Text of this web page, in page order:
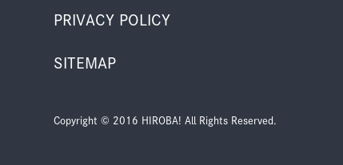
PRIVACY POLICY
SITEMAP
Copyright © 2016 HIROBA! All Rights Reserved.